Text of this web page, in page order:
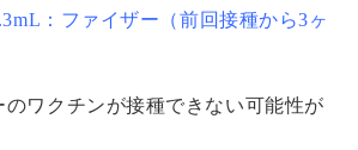
：ファイザー（前回接種から3ヶ
のワクチンが接種できない可能性が